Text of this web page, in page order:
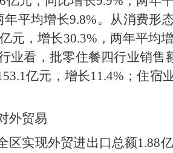
年平均增长9.8%。 从消费形
亿元，增长30.3% ，两年平均
业看，批零住餐四行业销售
亿元，增长11.4% ；住宿
外贸易
区实现外贸进出口总额1.88